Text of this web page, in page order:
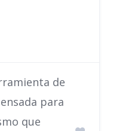
de
para
que